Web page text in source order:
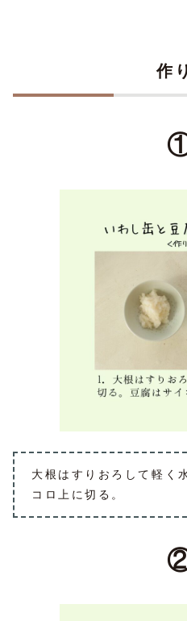
作
大根はすりおろして軽く
コロ上に切る。